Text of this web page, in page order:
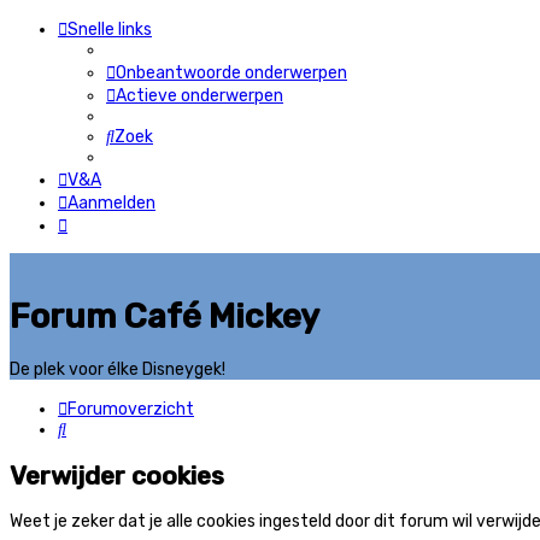
Snelle links
Onbeantwoorde onderwerpen
Actieve onderwerpen
Zoek
V&A
Aanmelden
Forum Café Mickey
De plek voor élke Disneygek!
Forumoverzicht
Zoek
Verwijder cookies
Weet je zeker dat je alle cookies ingesteld door dit forum wil